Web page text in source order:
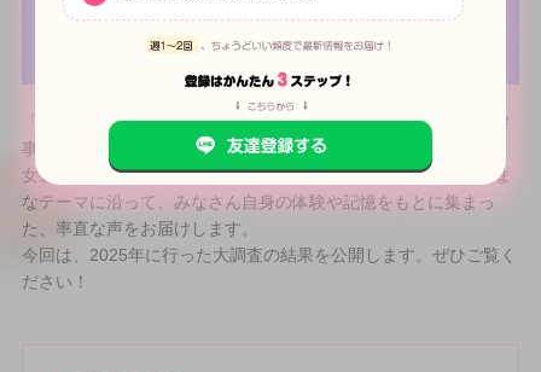
「ホントのところ教えて！にゅーこみゅ。大調査」では、コスメ
事情や、仕事の事まで、トランスジェンダーや、ニューハーフ、
女装子、男の娘のみなさんが経験されてきたであろう、さまざま
なテーマに沿って、みなさん自身の体験や記憶をもとに集まっ
た、率直な声をお届けします。
今回は、2025年に行った大調査の結果を公開します。ぜひご覧く
ださい！